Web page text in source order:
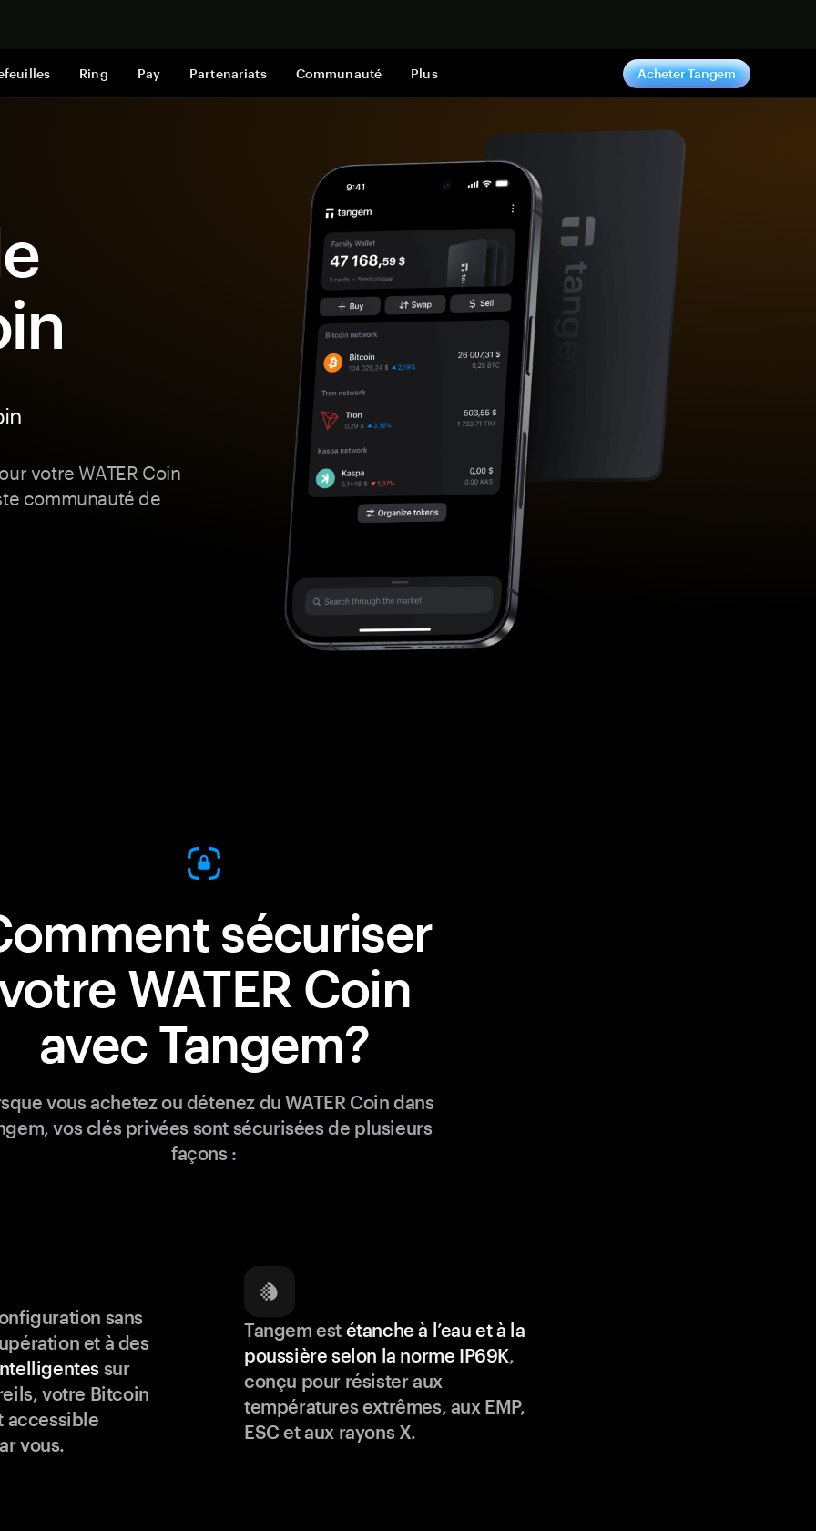
Ring Pay Partenariats Communauté Plus Acheter Tangem
votre WATER Coin
communauté de
sécuriser
WATER Coin
avec Tangem?
vous achetez ou détenez du WATER Coin dans
vos clés privées sont sécurisées de plusieurs
façons :
sans
et à des
sur
votre Bitcoin
accessible
vous.
Tangem est étanche à l’eau et à la
poussière selon la norme IP69K,
conçu pour résister aux
températures extrêmes, aux EMP,
ESC et aux rayons X.